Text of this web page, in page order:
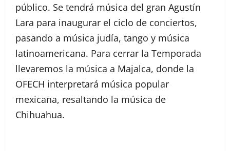
público. Se tendrá música del gran Agustín
Lara para inaugurar el ciclo de conciertos,
pasando a música judía, tango y música
latinoamericana. Para cerrar la Temporada
llevaremos la música a Majalca, donde la
OFECH interpretará música popular
mexicana, resaltando la música de
Chihuahua.